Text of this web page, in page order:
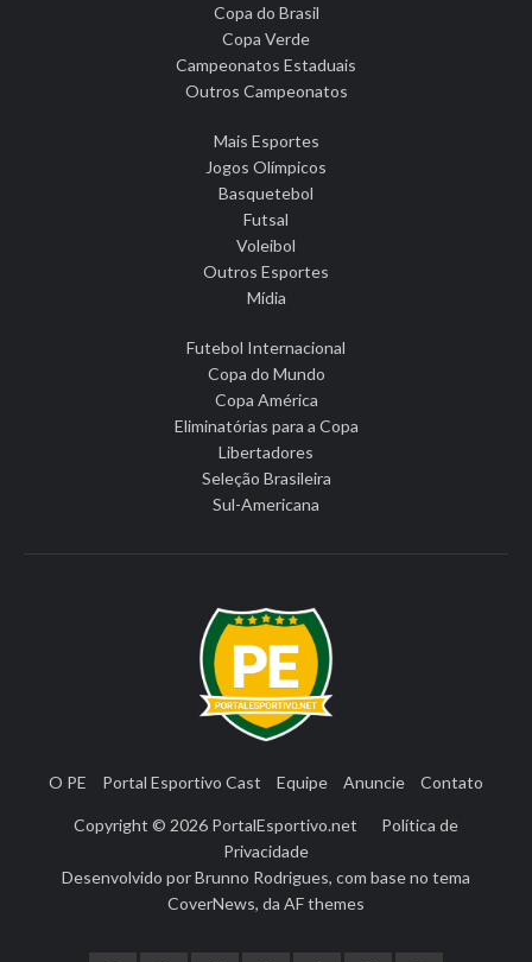
Copa do Brasil
Copa Verde
Campeonatos Estaduais
Outros Campeonatos
Mais Esportes
Jogos Olímpicos
Basquetebol
Futsal
Voleibol
Outros Esportes
Mídia
Futebol Internacional
Copa do Mundo
Copa América
Eliminatórias para a Copa
Libertadores
Seleção Brasileira
Sul-Americana
O PE Portal Esportivo Cast Equipe Anuncie Contato
Copyright © 2026 PortalEsportivo.net
Política de
Privacidade
Desenvolvido porBrunno Rodrigues, com base no tema
CoverNews, da AF themes